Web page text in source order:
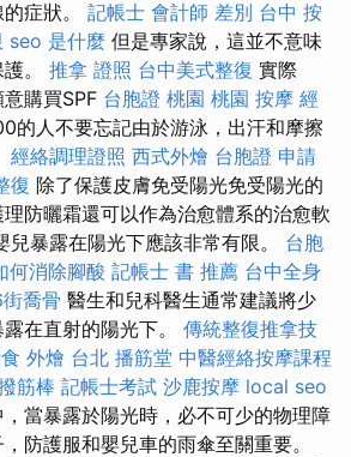
症狀。 記帳士 會計師 差別 台中 按
seo 是什麼 但是專家說，這並不意味
。 推拿 證照 台中美式整復 實際
購買SPF 台胞證 桃園 桃園 按摩 經
的人不要忘記由於游泳，出汗和摩擦
經絡調理證照 西式外燴 台胞證 申請
復 除了保護皮膚免受陽光免受陽光的
防曬霜還可以作為治愈體系的治愈軟
兒暴露在陽光下應該非常有限。 台胞
何消除腳酸 記帳士 書 推薦 台中全身
喬骨 醫生和兒科醫生通常建議將少
在直射的陽光下。 傳統整復推拿技
外燴 台北 播筋堂 中醫經絡按摩課程
筋棒 記帳士考試 沙鹿按摩 local seo
當暴露於陽光時，必不可少的物理障
防護服和嬰兒車的雨傘至關重要。